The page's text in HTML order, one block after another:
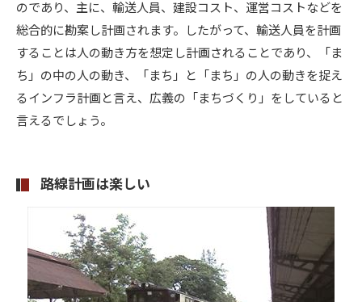
のであり、主に、輸送人員、建設コスト、運営コストなどを
総合的に勘案し計画されます。したがって、輸送人員を計画
することは人の動き方を想定し計画されることであり、「ま
ち」の中の人の動き、「まち」と「まち」の人の動きを捉え
るインフラ計画と言え、広義の「まちづくり」をしていると
言えるでしょう。
路線計画は楽しい